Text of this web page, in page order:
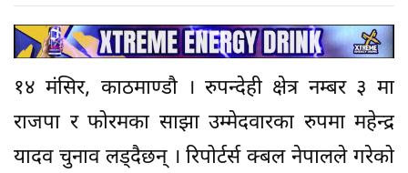
१४ मंसिर, काठमाण्डौ । रुपन्देही क्षेत्र नम्बर ३ मा
राजपा र फोरमका साझा उम्मेदवारका रुपमा महेन्द्र
यादव चुनाव लड्दैछन् । रिपोर्टर्स क्बल नेपालले गरेको